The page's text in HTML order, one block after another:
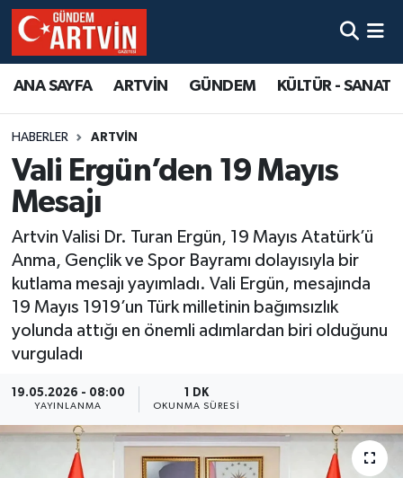
ANA SAYFA ARTVİN GÜNDEM KÜLTÜR - SANAT
HABERLER ARTVİN
Vali Ergün’den 19 Mayıs
Mesajı
Artvin Valisi Dr. Turan Ergün, 19 Mayıs Atatürk’ü
Anma, Gençlik ve Spor Bayramı dolayısıyla bir
kutlama mesajı yayımladı. Vali Ergün, mesajında
19 Mayıs 1919’un Türk milletinin bağımsızlık
yolunda attığı en önemli adımlardan biri olduğunu
vurguladı
19.05.2026 - 08:00
YAYINLANMA
1 DK
OKUNMA SÜRESI